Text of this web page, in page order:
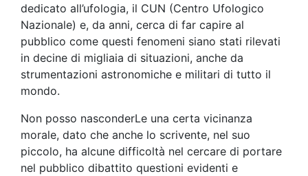
dedicato all’ufologia, il CUN (Centro Ufologico
Nazionale) e, da anni, cerca di far capire al
pubblico come questi fenomeni siano stati rilevati
in decine di migliaia di situazioni, anche da
strumentazioni astronomiche e militari di tutto il
mondo.
Non posso nasconderLe una certa vicinanza
morale, dato che anche lo scrivente, nel suo
piccolo, ha alcune difficoltà nel cercare di portare
nel pubblico dibattito questioni evidenti e